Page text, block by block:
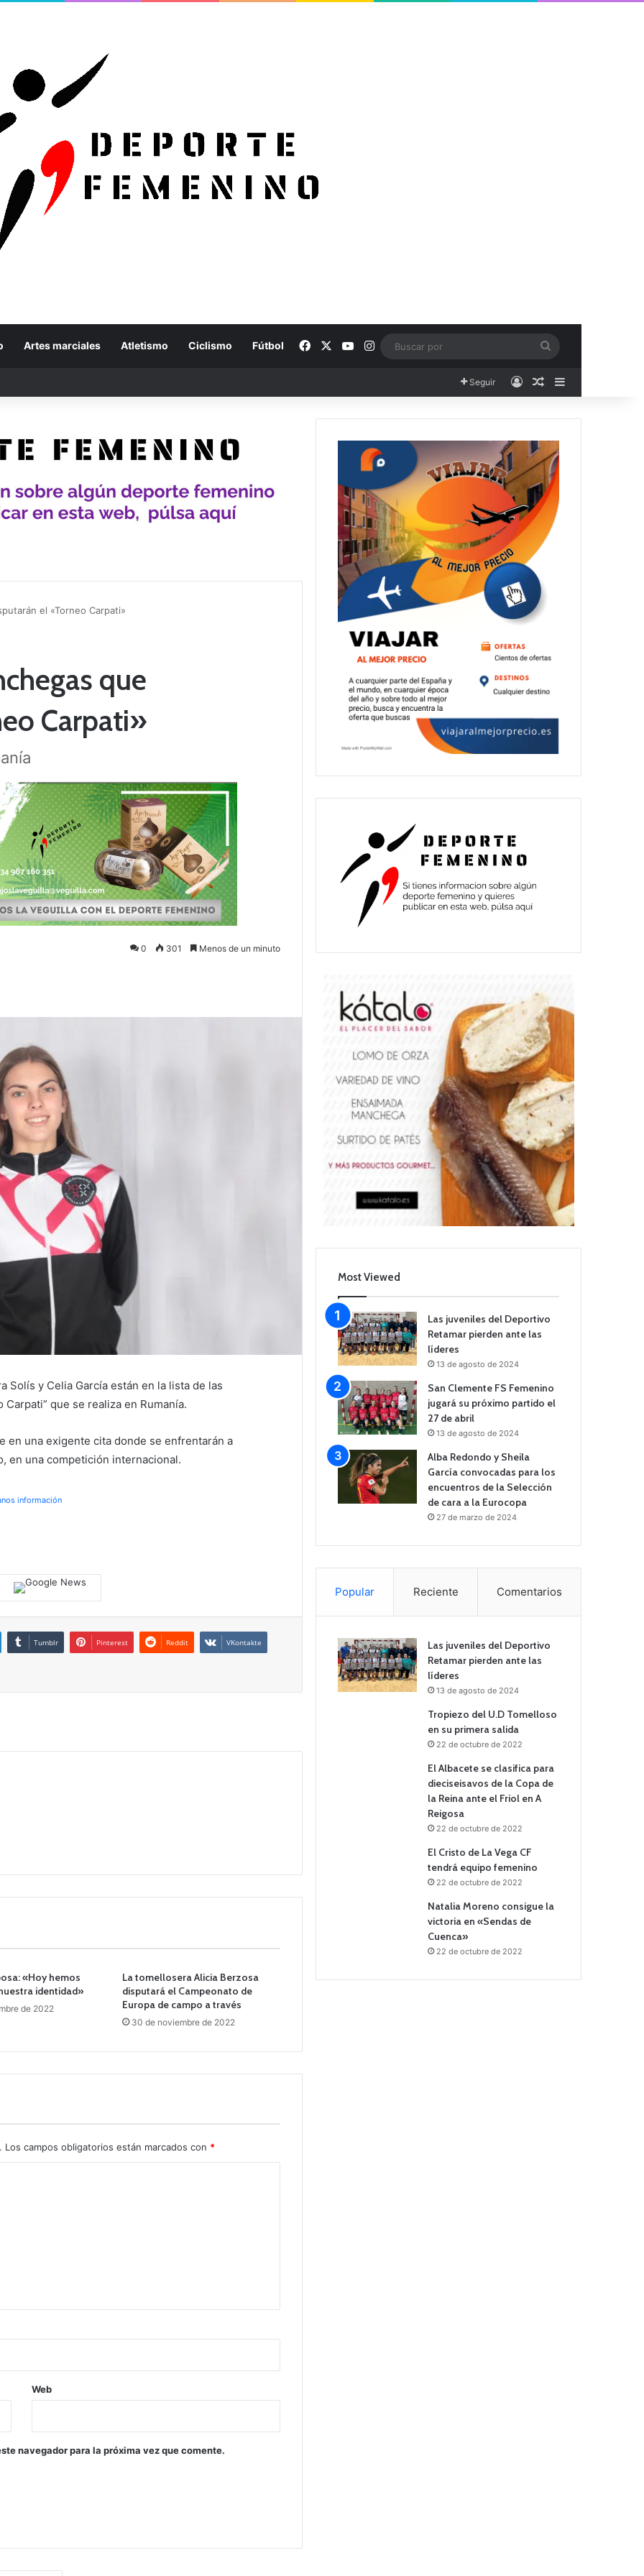
Artes marciales Atletismo Ciclismo Fútbol Facebook YouTubeInstagram
Seguir AccesoPublicación al
el «Torneo Carpati»
que
Carpati»
0 301 Menos de un minuto
Solís y Celia García están en la lista de las
que se realiza en Rumanía.
en una exigente cita donde se enfrentarán a
en una competición internacional.
información
Tumblr Pinterest Reddit VKontakte
«Hoy hemos
identidad»
de 2022
La tomellosera Alicia Berzosa
disputará el Campeonato de
Europa de campo a través
30 de noviembre de 2022
Los campos obligatorios están marcados con *
Web
navegador para la próxima vez que comente.
Most Viewed
Las juveniles del Deportivo
Retamar pierden ante las
líderes
13 de agosto de 2024
San Clemente FS Femenino
jugará su próximo partido el
27 de abril
13 de agosto de 2024
Alba Redondo y Sheila
García convocadas para los
encuentros de la Selección
de cara a la Eurocopa
27 de marzo de 2024
Popular Reciente Comentarios
Las juveniles del Deportivo
Retamar pierden ante las
líderes
13 de agosto de 2024
Tropiezo del U.D Tomelloso
en su primera salida
22 de octubre de 2022
El Albacete se clasifica para
dieciseisavos de la Copa de
la Reina ante el Friol en A
Reigosa
22 de octubre de 2022
El Cristo de La Vega CF
tendrá equipo femenino
22 de octubre de 2022
Natalia Moreno consigue la
victoria en «Sendas de
Cuenca»
22 de octubre de 2022